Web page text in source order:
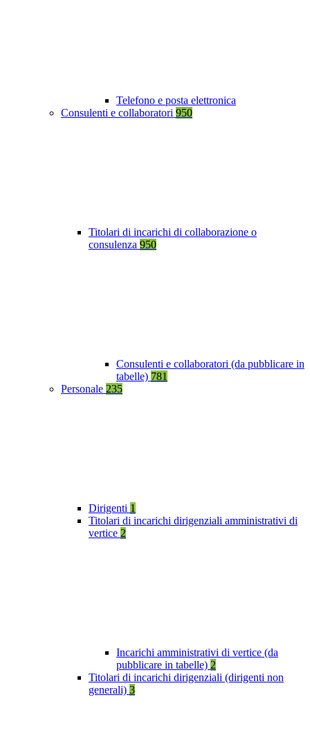
Telefono e posta elettronica
Consulenti e collaboratori 950
Titolari di incarichi di collaborazione o
consulenza 950
Consulenti e collaboratori (da pubblicare in
tabelle) 781
Personale 235
Dirigenti 1
Titolari di incarichi dirigenziali amministrativi di
vertice 2
Incarichi amministrativi di vertice (da
pubblicare in tabelle) 2
Titolari di incarichi dirigenziali (dirigenti non
generali) 3